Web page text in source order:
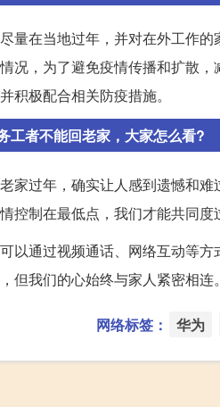
量在当地过年，并对在外工作
况，为了避免疫情传播和扩散
积极配合相关防疫措施。
工者不能回老家，大家怎么看?
家过年，确实让人感到遗憾和
控制在最低点，我们才能共同度
以通过视频通话、网络互动等
但我们的心始终与家人紧密相连。
网络标签： 华为